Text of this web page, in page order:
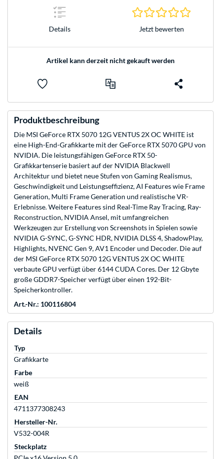
Details Jetzt bewerten
Artikel kann derzeit nicht gekauft werden
Produktbeschreibung
Die MSI GeForce RTX 5070 12G VENTUS 2X OC WHITE ist
eine High-End-Grafikkarte mit der GeForce RTX 5070 GPU von
NVIDIA. Die leistungsfähigen GeForce RTX 50-
Grafikkartenserie basiert auf der NVIDIA Blackwell
Architektur und bietet neue Stufen von Gaming Realismus,
Geschwindigkeit und Leistungseffizienz, AI Features wie Frame
Generation, Multi Frame Generation und realistische VR-
Erlebnisse. Weitere Features sind Real-Time Ray Tracing, Ray-
Reconstruction, NVIDIA Ansel, mit umfangreichen
Werkzeugen zur Erstellung von Screenshots in Spielen sowie
NVIDIA G-SYNC, G-SYNC HDR, NVIDIA DLSS 4, ShadowPlay,
Highlights, NVENC Gen 9, AV1 Encoder und Decoder. Die auf
der MSI GeForce RTX 5070 12G VENTUS 2X OC WHITE
verbaute GPU verfügt über 6144 CUDA Cores. Der 12 Gbyte
große GDDR7-Speicher verfügt über einen 192-Bit-
Speicherkontroller.
Art.-Nr.: 100116804
Details
Typ
Grafikkarte
Farbe
weiß
EAN
4711377308243
Hersteller-Nr.
V532-004R
Steckplatz